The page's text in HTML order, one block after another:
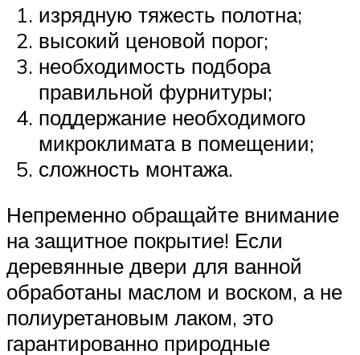
изрядную тяжесть полотна;
высокий ценовой порог;
необходимость подбора
правильной фурнитуры;
поддержание необходимого
микроклимата в помещении;
сложность монтажа.
Непременно обращайте внимание
на защитное покрытие! Если
деревянные двери для ванной
обработаны маслом и воском, а не
полиуретановым лаком, это
гарантированно природные